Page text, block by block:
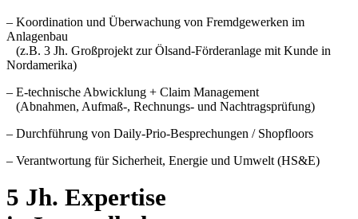
– Koordination und Überwachung von Fremdgewerken im
Anlagenbau
(z.B. 3 Jh. Großprojekt zur Ölsand-Förderanlage mit Kunde in
Nordamerika)
– E-technische Abwicklung + Claim Management
(Abnahmen, Aufmaß-, Rechnungs- und Nachtragsprüfung)
– Durchführung von Daily-Prio-Besprechungen / Shopfloors
– Verantwortung für Sicherheit, Energie und Umwelt (HS&E)
5 Jh. Expertise